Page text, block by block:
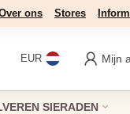
ons Stores
EUR Mijn
SIERADEN